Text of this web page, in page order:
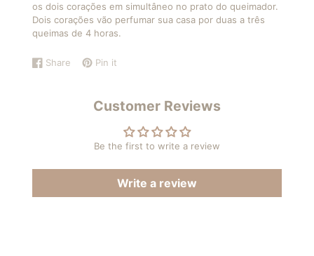
os dois corações em simultâneo no prato do queimador.
Dois corações vão perfumar sua casa por duas a três
queimas de 4 horas.
Share
Share
Opens
Pin it
Pin
Opens
newCustomer Reviews
Be the first to write a review
Write a review